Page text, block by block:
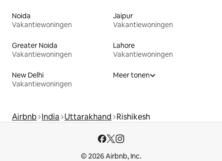
Noida
Vakantiewoningen
Jaipur
Vakantiewoningen
Greater Noida
Vakantiewoningen
Lahore
Vakantiewoningen
New Delhi
Vakantiewoningen
Meer tonen
Airbnb India Uttarakhand Rishikesh
© 2026 Airbnb, Inc.